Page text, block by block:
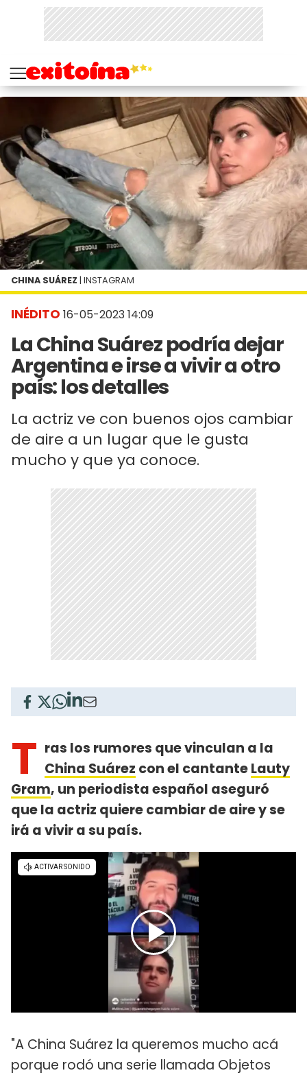
INÉDITO 16-05-2023 14:09
La China Suárez podría dejar
Argentina e irse a vivir a otro
país: los detalles
La actriz ve con buenos ojos cambiar
de aire a un lugar que le gusta
mucho y que ya conoce.
CHINA SUÁREZ | INSTAGRAM
T ras los rumores que vinculan a la
China Suárez con el cantanteLauty
Gram, un periodista español aseguró
que la actriz quiere cambiar de aire y se
irá a vivir a su país.
"A China Suárez la queremos mucho acá
porque rodó una serie llamada Objetos